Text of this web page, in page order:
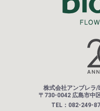
株式会社アンブレラ
〒730-0042 広島市中
TEL：082-249-